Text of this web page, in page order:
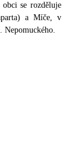
se rozděluje
a Míče, v
Nepomuckého.